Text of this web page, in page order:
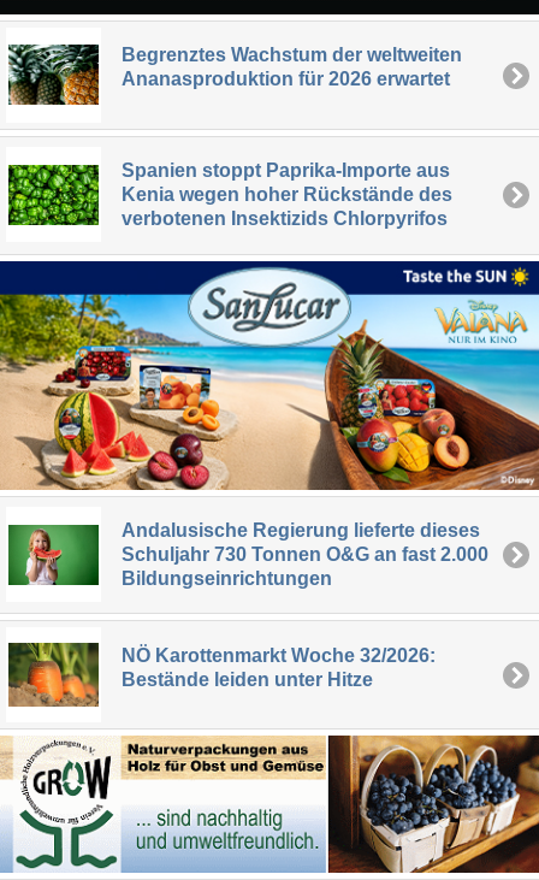
Begrenztes Wachstum der weltweiten
Ananasproduktion für 2026 erwartet
Spanien stoppt Paprika-Importe aus
Kenia wegen hoher Rückstände des
verbotenen Insektizids Chlorpyrifos
Andalusische Regierung lieferte dieses
Schuljahr 730 Tonnen O&G an fast 2.000
Bildungseinrichtungen
NÖ Karottenmarkt Woche 32/2026:
Bestände leiden unter Hitze